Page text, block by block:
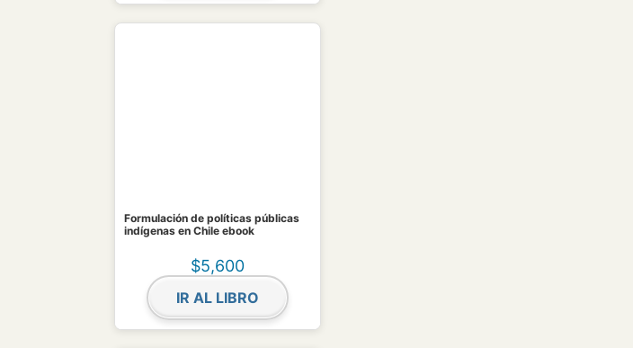
Formulación de políticas públicas
indígenas en Chile ebook
$5,600
IR AL LIBRO